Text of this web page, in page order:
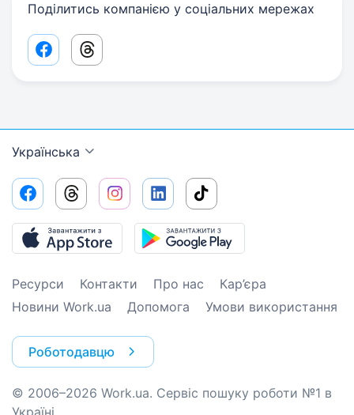
Поділитись компанією у соціальних мережах
Facebook share link
Threads share link
Українська
Ресурси Контакти Про нас
Кар’єра
Новини Work.ua
Допомога Умови використання
Роботодавцю
© 2006–2026 Work.ua. Сервіс пошуку роботи №1 в
Україні.